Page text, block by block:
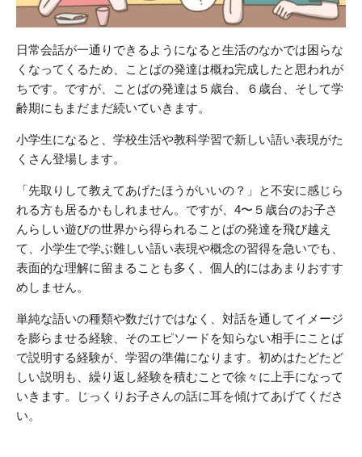
日常会話が一通りできるようになると生活のなかでは困らな
くなってくるため、ことばの発達は概ね完成したと思われが
ちです。ですが、ことばの発達は５歳台、６歳台、そして学
齢期にもまだまだ続いていきます。
小学生になると、学校生活や教科学習で新しい語い表現がた
くさん登場します。
「先取りして教えてあげたほうがいいの？」と不安に感じら
れる方も居るかもしれません。ですが、4〜５歳台のお子さ
んらしい遊びの世界から得られることばの発達を飛び越え
て、小学生で学ぶ難しい語い表現や概念の習得を急いでも、
表面的な理解に留まることも多く、個人的にはあまりおすす
めしません。
単純な語いの種類や数だけではなく、対話を通してイメージ
を膨らませる経験、そのエピソードを知らない相手にことば
で説明する経験が、学習の準備になります。初めはたどたど
しい説明も、繰り返し経験を積むことで徐々に上手になって
いきます。じっくりお子さんの話に耳を傾けてあげてくださ
い。